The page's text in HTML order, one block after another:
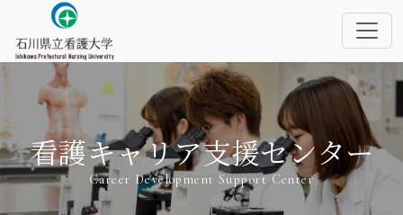
看護キャリア支援センター
Career Development Support Center